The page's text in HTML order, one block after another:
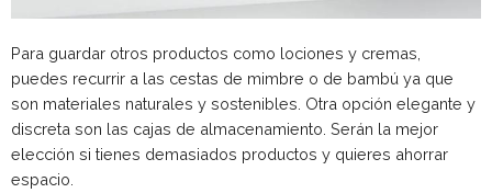
Para guardar otros productos como lociones y cremas,
puedes recurrir a las cestas de mimbre o de bambú ya que
son materiales naturales y sostenibles. Otra opción elegante y
discreta son las cajas de almacenamiento. Serán la mejor
elección si tienes demasiados productos y quieres ahorrar
espacio.